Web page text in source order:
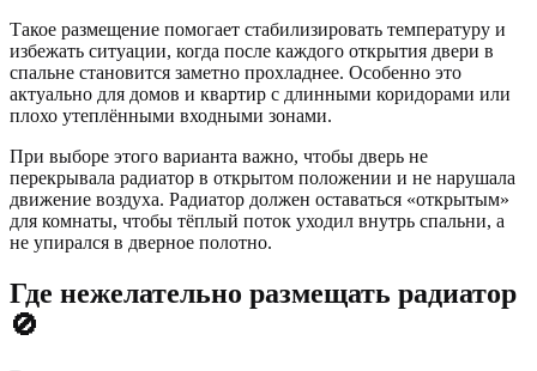
Такое размещение помогает стабилизировать температуру и
избежать ситуации, когда после каждого открытия двери в
спальне становится заметно прохладнее. Особенно это
актуально для домов и квартир с длинными коридорами или
плохо утеплёнными входными зонами.
При выборе этого варианта важно, чтобы дверь не
перекрывала радиатор в открытом положении и не нарушала
движение воздуха. Радиатор должен оставаться «открытым»
для комнаты, чтобы тёплый поток уходил внутрь спальни, а
не упирался в дверное полотно.
Где нежелательно размещать радиатор
🚫